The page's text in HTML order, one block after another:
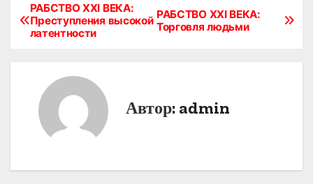
Н
РАБСТВО XXI ВЕКА:
Торговля людьми
РАБСТВО XXI ВЕКА:
Преступления высокой
латентности
Автор: admin